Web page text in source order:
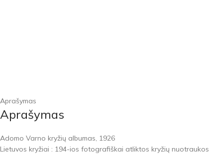
Aprašymas
Aprašymas
Adomo Varno kryžių albumas, 1926
Lietuvos kryžiai : 194-ios fotografiškai atliktos kryžių nuotraukos